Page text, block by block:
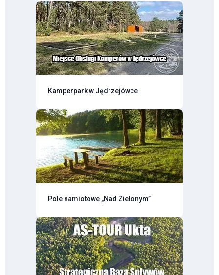
Kamperpark w Jędrzejówce
Pole namiotowe „Nad Zielonym”